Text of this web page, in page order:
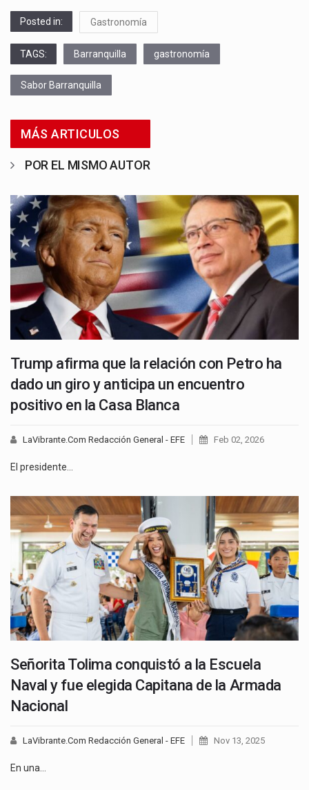
Posted in: Gastronomía
TAGS: Barranquilla gastronomía
Sabor Barranquilla
MÁS ARTICULOS
POR EL MISMO AUTOR
Trump afirma que la relación con Petro ha
dado un giro y anticipa un encuentro
positivo en la Casa Blanca
LaVibrante.Com Redacción General - EFE Feb 02, 2026
El presidente…
Señorita Tolima conquistó a la Escuela
Naval y fue elegida Capitana de la Armada
Nacional
LaVibrante.Com Redacción General - EFE Nov 13, 2025
En una…